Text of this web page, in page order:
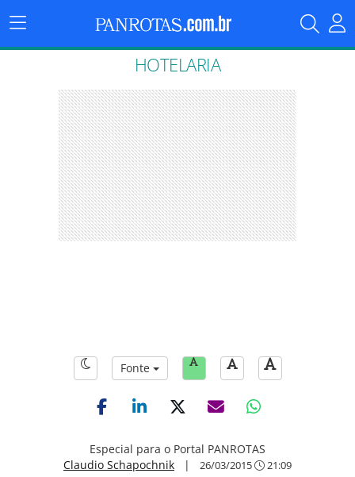
Menu
Principal
HOTELARIA
Fonte
Especial para o Portal PANROTAS
Claudio Schapochnik | 26/03/2015 21:09